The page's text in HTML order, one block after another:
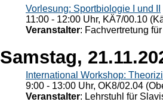
Vorlesung: Sportbiologie I und II
11:00 - 12:00 Uhr, KÄ7/00.10
Veranstalter: Fachvertretung
Samstag,
International Workshop:
9:00 - 13:00 Uhr, OK8/02.04
Veranstalter: Lehrstuhl für